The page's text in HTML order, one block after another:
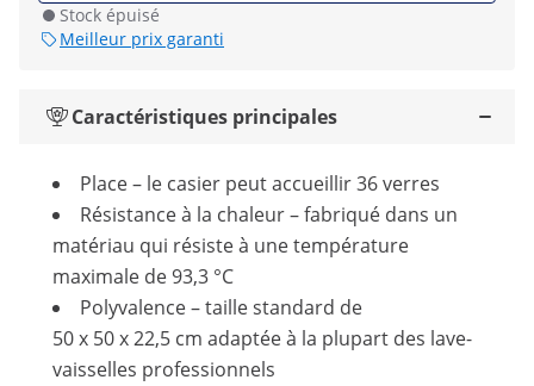
Stock épuisé
Meilleur prix garanti
Caractéristiques principales
Place – le casier peut accueillir 36 verres
Résistance à la chaleur – fabriqué dans un
matériau qui résiste à une température
maximale de 93,3 °C
Polyvalence – taille standard de
50 x 50 x 22,5 cm adaptée à la plupart des lave-
vaisselles professionnels